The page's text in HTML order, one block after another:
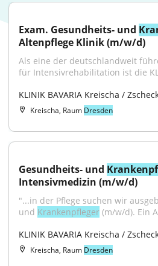
Exam. Gesundheits- und
Altenpflege Klinik (m/w/d)
Als eine der deutschlandweit
für Intensivrehabilitation ist die
KLINIK BAVARIA Kreischa /
Kreischa, Raum Dresden
Gesundheits- und
Intensivmedizin (m/w/d)
"...in der Pflege suchen wir
und Krankenpfleger (m/w/d). Ein
KLINIK BAVARIA Kreischa /
Kreischa, Raum Dresden